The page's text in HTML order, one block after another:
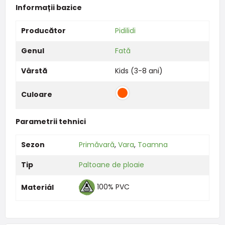
Informații bazice
Producător
Pidilidi
Genul
Fată
Vârstă
Kids (3-8 ani)
Culoare
Parametrii tehnici
Sezon Primăvară, Vara, Toamna
Tip
Paltoane de ploaie
Materiál 100% PVC